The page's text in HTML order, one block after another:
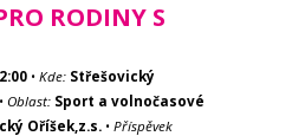
RODINY S
• Kde: Střešovický
• Oblast: Sport a volnočasové
Oříšek,z.s. • Příspěvek